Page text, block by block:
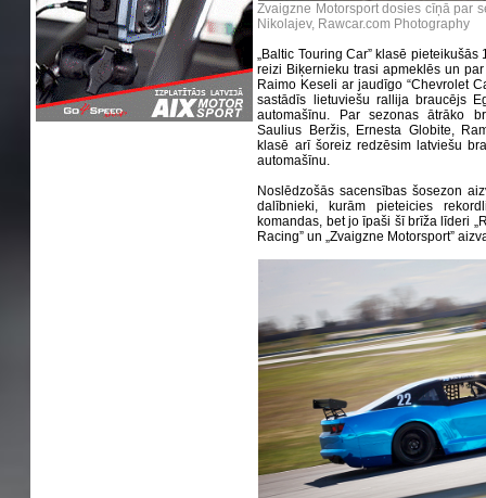
Zvaigzne Motorsport dosies cīņā par
Nikolajev, Rawcar.com Photography
„Baltic Touring Car” klasē
reizi Biķernieku trasi apmeklēs un
Raimo Keseli ar jaudīgo “Chevrolet
sastādīs lietuviešu rallija braucējs
automašīnu. Par sezonas ātrāko
Saulius Beržis, Ernesta Globite,
klasē arī šoreiz redzēsim latviešu
automašīnu.
Noslēdzošās sacensības šosezon
dalībnieki, kurām pieteicies
komandas, bet jo īpaši šī brīža līderi
Racing” un „Zvaigzne Motorsport”